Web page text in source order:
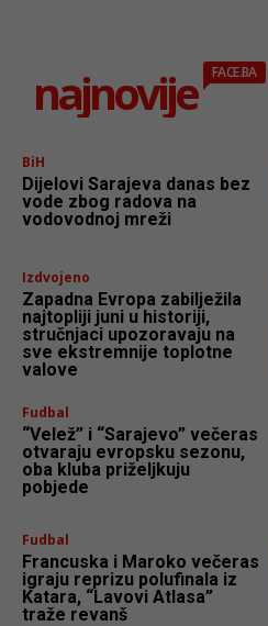
najnovije FACE.BA
BiH
Dijelovi Sarajeva danas bez
vode zbog radova na
vodovodnoj mreži
Izdvojeno
Zapadna Evropa zabilježila
najtopliji juni u historiji,
stručnjaci upozoravaju na
sve ekstremnije toplotne
valove
Fudbal
“Velež” i “Sarajevo” večeras
otvaraju evropsku sezonu,
oba kluba priželjkuju
pobjede
Fudbal
Francuska i Maroko večeras
igraju reprizu polufinala iz
Katara, “Lavovi Atlasa”
traže revanš